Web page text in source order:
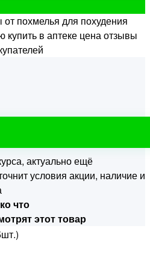
актуально ещё
условия акции, наличие и
что
этот товар